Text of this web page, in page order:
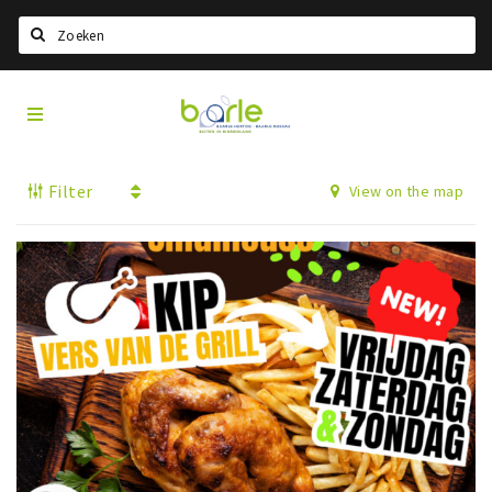
Home
Events
Information
About Baarle
History
Visit Baarle Shop
Enclave voucher
Eat
Drink
Visit
Baarle
Filter View on the map